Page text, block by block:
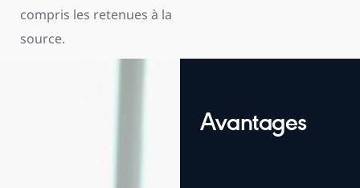
compris les retenues à la
source.
Avantages